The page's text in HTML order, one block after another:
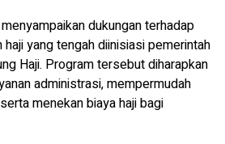
dukungan terhadap
yang tengah diinisiasi pemerintah
Haji. Program tersebut diharapkan
administrasi, mempermudah
menekan biaya haji bagi